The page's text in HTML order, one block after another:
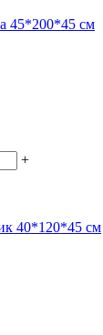
45*200*45 см
+
40*120*45 см